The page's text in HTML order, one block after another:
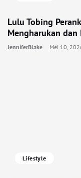
Lulu Tobing
Mengharukan
JenniferBlake Mei 10,
Lifestyle